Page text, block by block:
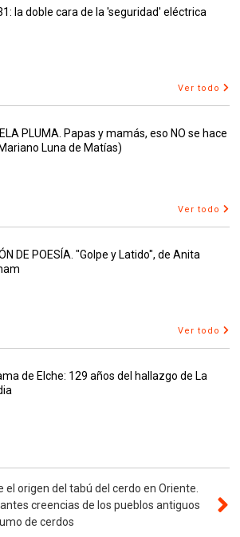
la doble cara de la 'seguridad' eléctrica
Ver todo
PLUMA. Papas y mamás, eso NO se hace
Luna de Matías)
Ver todo
DE POESÍA. "Golpe y Latido", de Anita
Ver todo
de Elche: 129 años del hallazgo de La
el origen del tabú del cerdo en Oriente.
creencias de los pueblos antiguos
de cerdos